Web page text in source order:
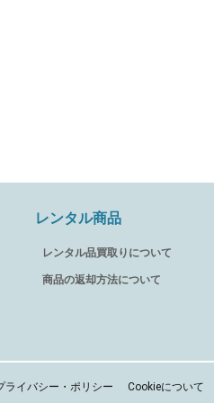
レンタル商品
レンタル品買取りについて
商品の返却方法について
ライバシー・ポリシー Cookieについて